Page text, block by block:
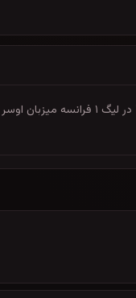
لیل در یکشنبه، 27